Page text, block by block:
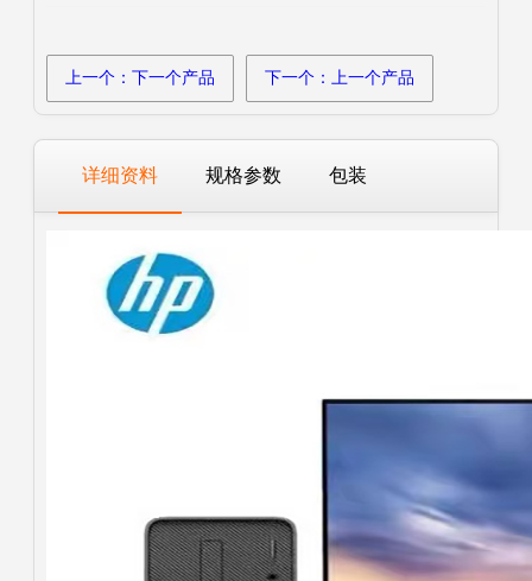
上一个：下一个产品 下一个：上一个产品
详细资料 规格参数 包装